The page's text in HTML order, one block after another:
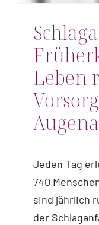
Leben
Jeden Tag
740
sind jährlich
der